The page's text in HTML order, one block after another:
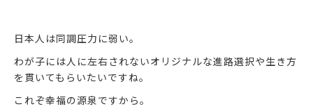
日本人は同調圧力に弱い。
わが子には人に左右されないオリジナルな進路選択や生き方
を貫いてもらいたいですね。
これぞ幸福の源泉ですから。